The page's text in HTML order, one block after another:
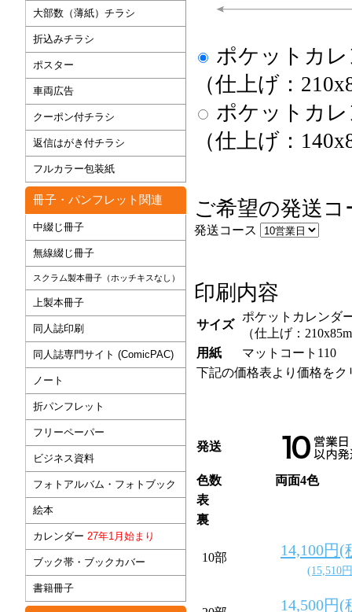
ポケットカ
（仕上げ：
ポケットカ
（仕上げ：
ご希望の発送
発送コース
印刷内容
サイズ
ポケットカレンダ
（仕上げ：
用紙
マットコート110
下記の価格表より価格を
発送
色数
両面4色
表
裏
10部 14,100円(
(15,510
14,500円(
大部数（薄紙）チラシ
折込みチラシ
ポスター
車両広告
クーポン付チラシ
返信はがき付チラシ
フルカラー包装紙
冊子・パンフレット関連
中綴じ冊子
無線綴じ冊子
スクラム製本冊子（ホッチキスなし）
上製本冊子
同人誌印刷
同人誌専門サイト (ComicPAC)
ノート
折パンフレット
フリーペーパー
ビジネス資料
フォトアルバム・フォトブック
絵本
カレンダー 27年1月始まり
ブック帯・ブックカバー
書籍冊子